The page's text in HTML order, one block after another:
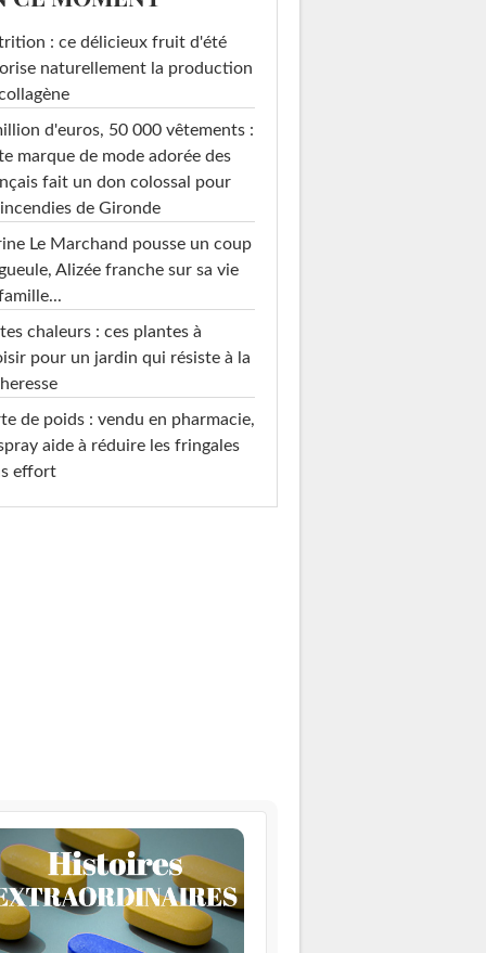
: ce délicieux fruit d'été
naturellement la production
d'euros, 50 000 vêtements :
marque de mode adorée des
fait un don colossal pour
incendies de Gironde
Le Marchand pousse un coup
Alizée franche sur sa vie
chaleurs : ces plantes à
pour un jardin qui résiste à la
de poids : vendu en pharmacie,
aide à réduire les fringales
effort